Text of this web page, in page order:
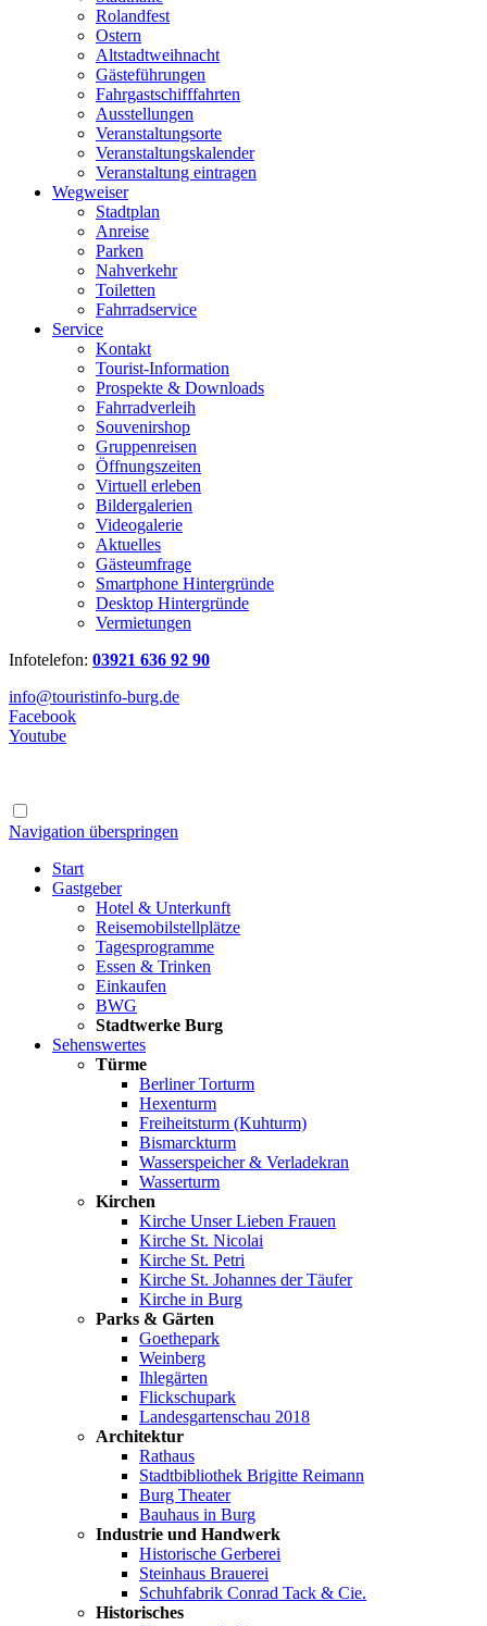
Rolandfest
Ostern
Altstadtweihnacht
Gästeführungen
Fahrgastschifffahrten
Ausstellungen
Veranstaltungsorte
Veranstaltungskalender
Veranstaltung eintragen
Wegweiser
Stadtplan
Anreise
Parken
Nahverkehr
Toiletten
Fahrradservice
Service
Kontakt
Tourist-Information
Prospekte & Downloads
Fahrradverleih
Souvenirshop
Gruppenreisen
Öffnungszeiten
Virtuell erleben
Bildergalerien
Videogalerie
Aktuelles
Gästeumfrage
Smartphone Hintergründe
Desktop Hintergründe
Vermietungen
Infotelefon: 03921 636 92 90
info@touristinfo-burg.de
Facebook
Youtube
Navigation überspringen
Start
Gastgeber
Hotel & Unterkunft
Reisemobilstellplätze
Tagesprogramme
Essen & Trinken
Einkaufen
BWG
Stadtwerke Burg
Sehenswertes
Türme
Berliner Torturm
Hexenturm
Freiheitsturm (Kuhturm)
Bismarckturm
Wasserspeicher & Verladekran
Wasserturm
Kirchen
Kirche Unser Lieben Frauen
Kirche St. Nicolai
Kirche St. Petri
Kirche St. Johannes der Täufer
Kirche in Burg
Parks & Gärten
Goethepark
Weinberg
Ihlegärten
Flickschupark
Landesgartenschau 2018
Architektur
Rathaus
Stadtbibliothek Brigitte Reimann
Burg Theater
Bauhaus in Burg
Industrie und Handwerk
Historische Gerberei
Steinhaus Brauerei
Schuhfabrik Conrad Tack & Cie.
Historisches